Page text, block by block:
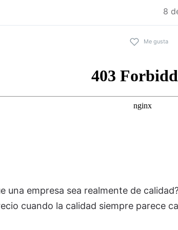
8
Me gusta
una empresa sea realmente de
cuando la calidad siempre parece